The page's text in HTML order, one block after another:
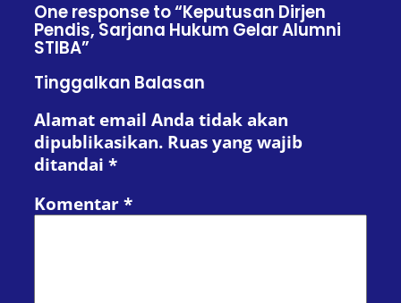
One response to “Keputusan Dirjen
Pendis, Sarjana Hukum Gelar Alumni
STIBA”
Tinggalkan Balasan
Alamat email Anda tidak akan
dipublikasikan. Ruas yang wajib
ditandai *
Komentar *